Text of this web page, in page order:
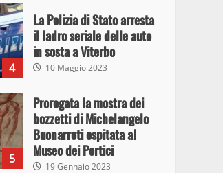
4
La Polizia di Stato arresta
il ladro seriale delle auto
in sosta a Viterbo
10 Maggio 2023
5
Prorogata la mostra dei
bozzetti di Michelangelo
Buonarroti ospitata al
Museo dei Portici
19 Gennaio 2023